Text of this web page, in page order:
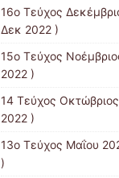
16ο Τεύχος
Δεκ 2022 )
15o Τεύχος
2022 )
14 Tεύχος
2022 )
13ο Τεύχος Μαΐου
)